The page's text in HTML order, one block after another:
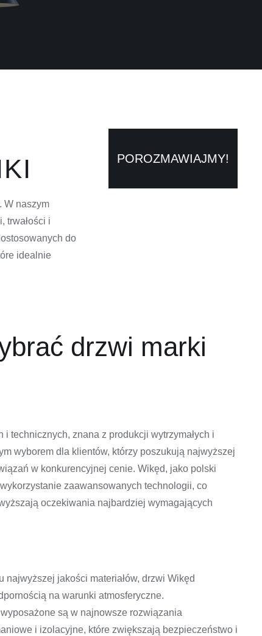
W naszym
trwałości i
do
idealnie
POROZMAWIAJMY!
drzwi marki
technicznych, znana z produkcji wytrzymałych i
wyborem dla klientów, którzy poszukują najwyższej
w konkurencyjnej cenie. Wikęd, jako polski
zaawansowanych technologii, co
oczekiwania najbardziej wymagających
jakości materiałów, drzwi Wikęd
na warunki atmosferyczne.
są w najnowsze rozwiązania
i izolacyjne, które zwiększają bezpieczeństwo i